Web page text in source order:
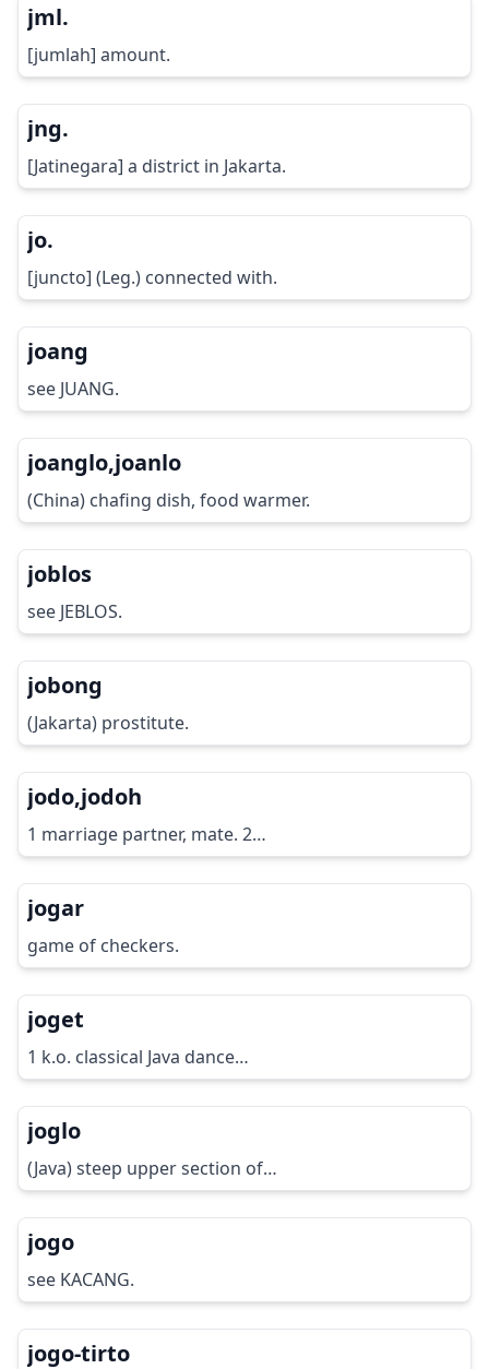
jml.
[jumlah] amount.
jng.
[Jatinegara] a district in Jakarta.
jo.
[juncto] (Leg.) connected with.
joang
see JUANG.
joanglo,joanlo
(China) chafing dish, food warmer.
joblos
see JEBLOS.
jobong
(Jakarta) prostitute.
jodo,jodoh
1 marriage partner, mate. 2…
jogar
game of checkers.
joget
1 k.o. classical Java dance…
joglo
(Java) steep upper section of…
jogo
see KACANG.
jogo-tirto